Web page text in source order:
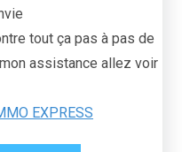
tout ça pas à pas de
assistance allez voir
EXPRESS